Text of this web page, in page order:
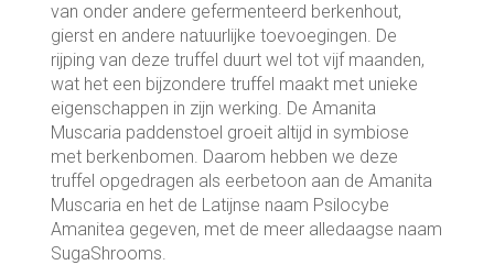
van onder andere gefermenteerd berkenhout,
gierst en andere natuurlijke toevoegingen. De
rijping van deze truffel duurt wel tot vijf maanden,
wat het een bijzondere truffel maakt met unieke
eigenschappen in zijn werking. De Amanita
Muscaria paddenstoel groeit altijd in symbiose
met berkenbomen. Daarom hebben we deze
truffel opgedragen als eerbetoon aan de Amanita
Muscaria en het de Latijnse naam Psilocybe
Amanitea gegeven, met de meer alledaagse naam
SugaShrooms.